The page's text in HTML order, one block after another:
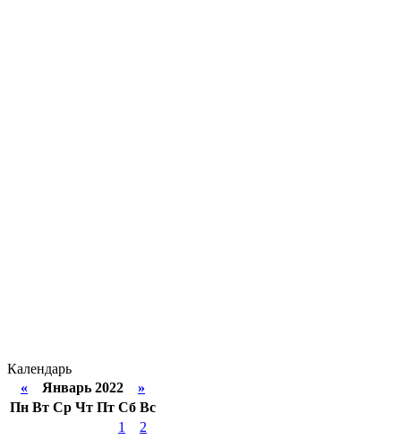
Календарь
« Январь 2022 »
Пн Вт Ср Чт Пт Сб Вс
1
2